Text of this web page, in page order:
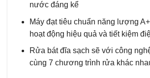
nước đáng kể
Máy đạt tiêu chuẩn năng lượng
hoạt động hiệu quả và tiết kiệm
Rửa bát đĩa sạch sẽ với công
cùng 7 chương trình rửa khác